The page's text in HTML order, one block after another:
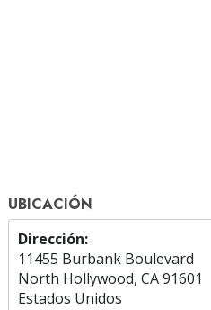
UBICACIÓN
Dirección:
11455 Burbank Boulevard
North Hollywood, CA 91601
Estados Unidos